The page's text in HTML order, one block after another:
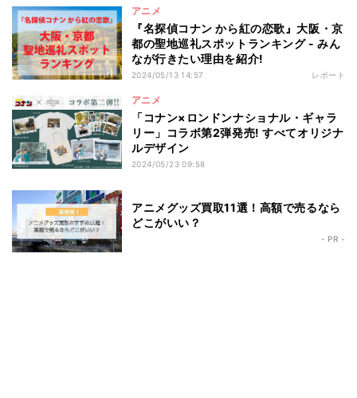
アニメ
『名探偵コナン から紅の恋歌』大阪・京
都の聖地巡礼スポットランキング - みん
なが行きたい理由を紹介!
2024/05/13 14:57 レポート
アニメ
「コナン×ロンドンナショナル・ギャラ
リー」コラボ第2弾発売! すべてオリジナ
ルデザイン
2024/05/23 09:58
アニメグッズ買取11選！高額で売るなら
どこがいい？
- PR -